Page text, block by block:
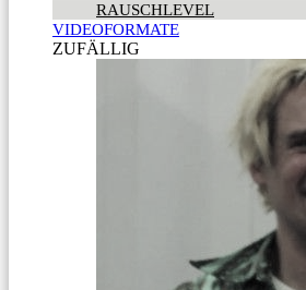
RAUSCHLEVEL
VIDEOFORMATE
ZUFÄLLIG